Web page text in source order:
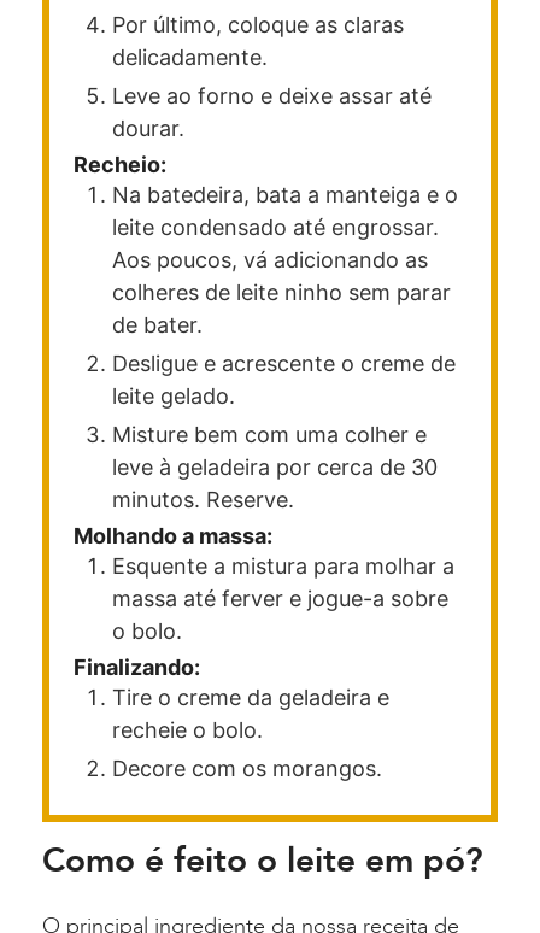
Por último, coloque as claras
delicadamente.
Leve ao forno e deixe assar até
dourar.
Recheio:
Na batedeira, bata a manteiga e o
leite condensado até engrossar.
Aos poucos, vá adicionando as
colheres de leite ninho sem parar
de bater.
Desligue e acrescente o creme de
leite gelado.
Misture bem com uma colher e
leve à geladeira por cerca de 30
minutos. Reserve.
Molhando a massa:
Esquente a mistura para molhar a
massa até ferver e jogue-a sobre
o bolo.
Finalizando:
Tire o creme da geladeira e
recheie o bolo.
Decore com os morangos.
Como é feito o leite em pó?
O principal ingrediente da nossa receita de